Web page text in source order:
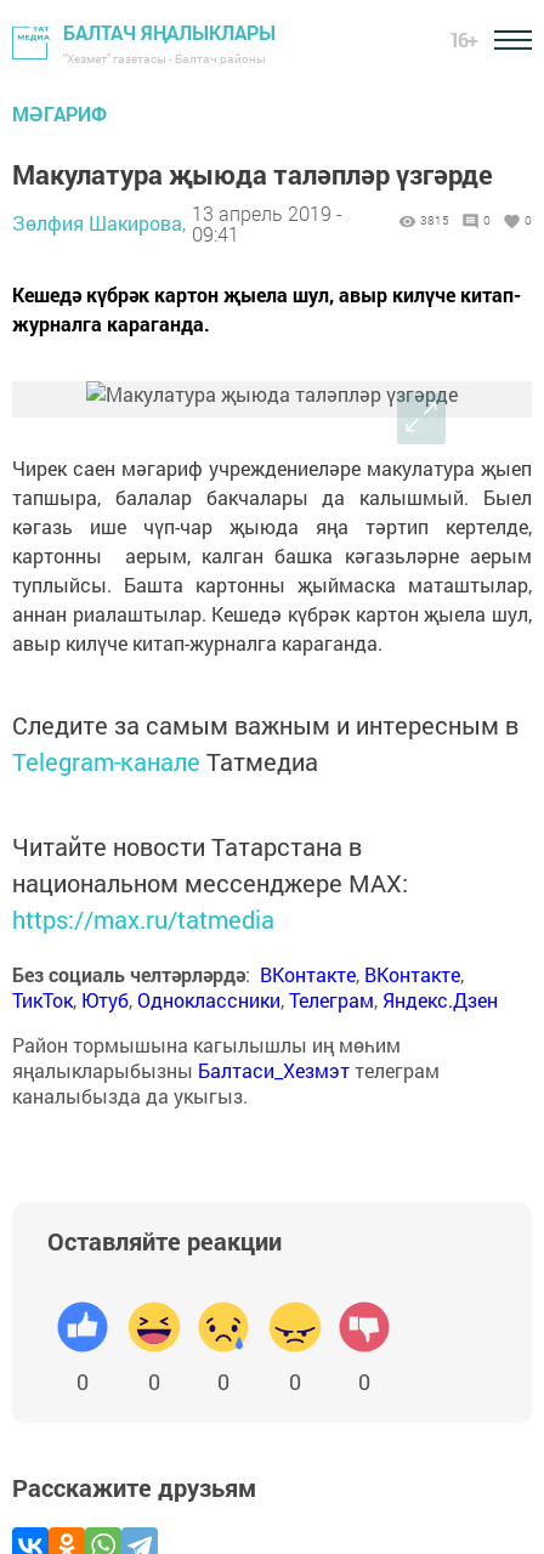
БАЛТАЧ ЯҢАЛЫКЛАРЫ
"Хезмәт" газетасы - Балтач районы
16+
МӘГАРИФ
Макулатура җыюда таләпләр үзгәрде
Зөлфия Шакирова, 13 апрель 2019 -
09:41
3815 0 0
Кешедә күбрәк картон җыела шул, авыр килүче китап-
журналга караганда.
Чирек саен мәгариф учреждениеләре макулатура җыеп
тапшыра, балалар бакчалары да калышмый. Быел
кәгазь ише чүп-чар җыюда яңа тәртип кертелде,
картонны аерым, калган башка кәгазьләрне аерым
туплыйсы. Башта картонны җыймаска маташтылар,
аннан риалаштылар. Кешедә күбрәк картон җыела шул,
авыр килүче китап-журналга караганда.
Следите за самым важным и интересным в
Telegram-канале Татмедиа
Читайте новости Татарстана в
национальном мессенджере MАХ:
https://max.ru/tatmedia
Без социаль челтәрләрдә: ВКонтакте, ВКонтакте,
ТикТок, Ютуб,Одноклассники,Телеграм, Яндекс.Дзен
Район тормышына кагылышлы иң мөһим
яңалыкларыбызны Балтаси_Хезмэттелеграм
каналыбызда да укыгыз.
Оставляйте реакции
0 0 0 0 0
Расскажите друзьям